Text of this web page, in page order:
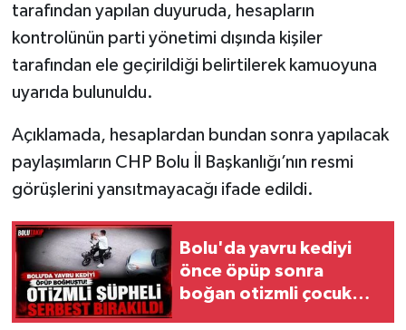
tarafından yapılan duyuruda, hesapların
kontrolünün parti yönetimi dışında kişiler
tarafından ele geçirildiği belirtilerek kamuoyuna
uyarıda bulunuldu.
Açıklamada, hesaplardan bundan sonra yapılacak
paylaşımların CHP Bolu İl Başkanlığı’nın resmi
görüşlerini yansıtmayacağı ifade edildi.
Bolu'da yavru kediyi
önce öpüp sonra
boğan otizmli çocuk